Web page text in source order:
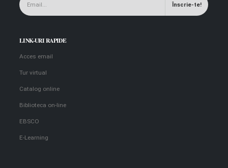
LINK-URI RAPIDE
Acces email
Tur virtual
Catalog online
Biblioteca on-line
EBSCO
E-Learning